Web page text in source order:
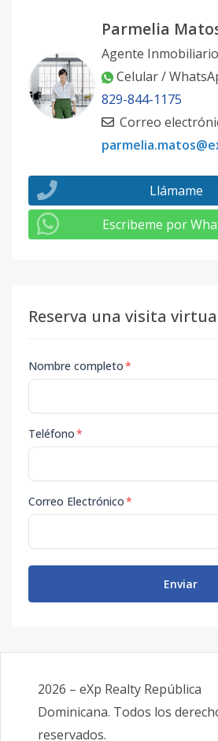
Parmelia
Agente Inmobiliario
Celular /
829-844-1175
Correo
Llámame
Escribeme por
Reserva una visita
Nombre completo*
Teléfono*
Correo Electrónico*
Enviar
2026 – eXp Realty República
Dominicana. Todos los
reservados.